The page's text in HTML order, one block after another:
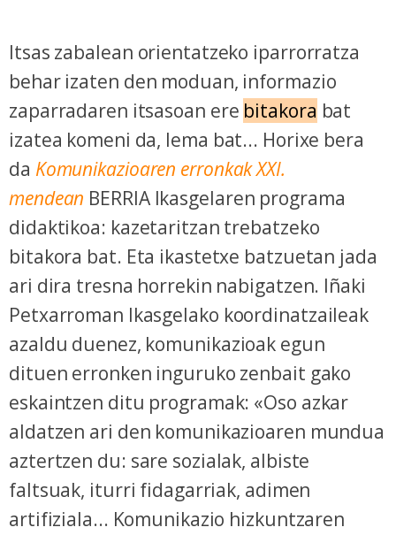
Itsas zabalean orientatzeko iparrorratza
behar izaten den moduan, informazio
zaparradaren itsasoan ere bitakora bat
izatea komeni da, lema bat... Horixe bera
da Komunikazioaren erronkak XXI.
mendean BERRIA Ikasgelaren programa
didaktikoa: kazetaritzan trebatzeko
bitakora bat. Eta ikastetxe batzuetan jada
ari dira tresna horrekin nabigatzen. Iñaki
Petxarroman Ikasgelako koordinatzaileak
azaldu duenez, komunikazioak egun
dituen erronken inguruko zenbait gako
eskaintzen ditu programak: «Oso azkar
aldatzen ari den komunikazioaren mundua
aztertzen du: sare sozialak, albiste
faltsuak, iturri fidagarriak, adimen
artifiziala... Komunikazio hizkuntzaren